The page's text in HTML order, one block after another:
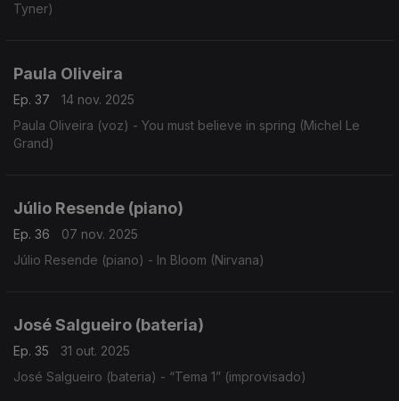
Tyner)
Paula Oliveira
Ep. 37
14 nov. 2025
Paula Oliveira (voz) - You must believe in spring (Michel Le
Grand)
Júlio Resende (piano)
Ep. 36
07 nov. 2025
Júlio Resende (piano) - In Bloom (Nirvana)
José Salgueiro (bateria)
Ep. 35
31 out. 2025
José Salgueiro (bateria) - “Tema 1” (improvisado)